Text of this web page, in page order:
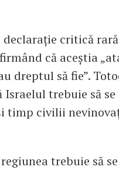
declarație critică
că aceștia
dreptul să fie”.
Israelul trebuie să se
timp civilii
trebuie să se